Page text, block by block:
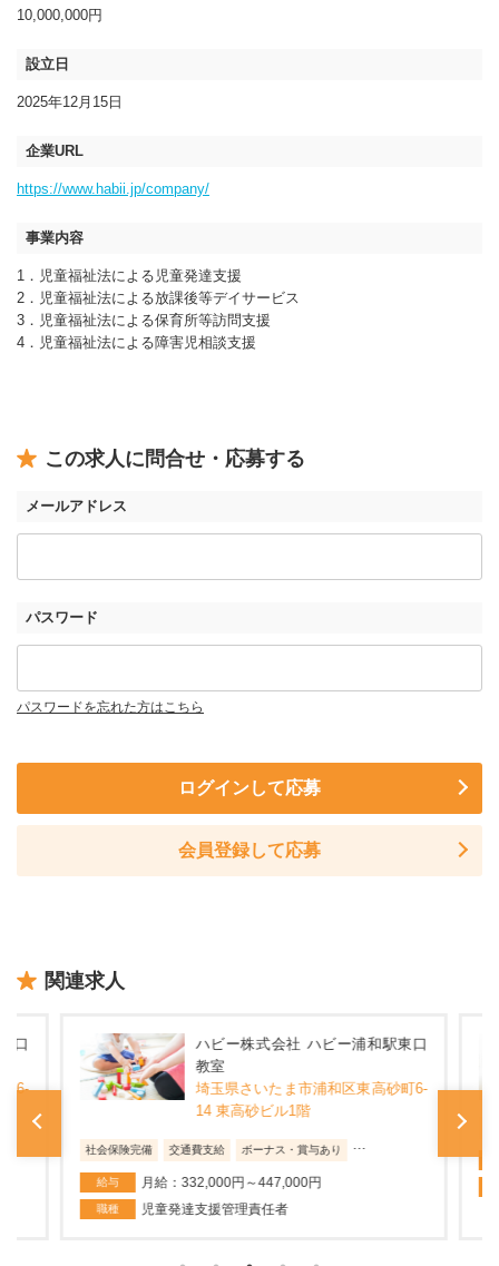
10,000,000円
設立日
2025年12月15日
企業URL
https://www.habii.jp/company/
事業内容
1．児童福祉法による児童発達支援
2．児童福祉法による放課後等デイサービス
3．児童福祉法による保育所等訪問支援
4．児童福祉法による障害児相談支援
この求人に問合せ・応募する
メールアドレス
パスワード
パスワードを忘れた方はこちら
ログインして応募
会員登録して応募
関連求人
口
6-
ハビー株式会社 ハビー浦和駅東口
教室
埼玉県さいたま市浦和区東高砂町6-
14 東高砂ビル1階
社会保険完備 交通費支給 ボーナス・賞与あり
給与 月給：332,000円～447,000円
職種 児童発達支援管理責任者